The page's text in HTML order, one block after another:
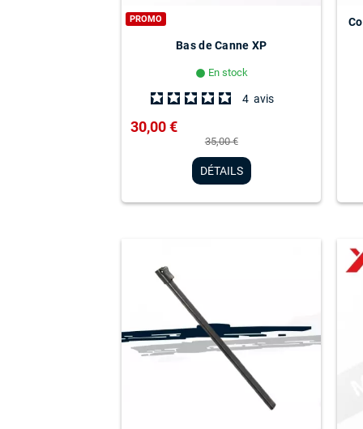
PROMO
Bas de Canne XP
lens En stock
4 avis
30,00 €
35,00 €
DÉTAILS